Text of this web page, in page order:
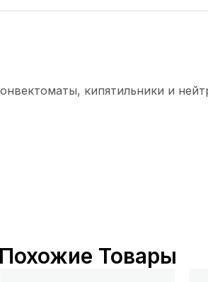
кипятильники и
Похожие Товары